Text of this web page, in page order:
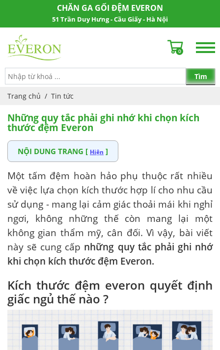
CHĂN GA GỐI ĐỆM EVERON
51 Trần Duy Hưng - Cầu Giấy - Hà Nội
0
Trang chủ / Tin tức
Những quy tắc phải ghi nhớ khi chọn kích
thước đệm Everon
NỘI DUNG TRANG [ Hiện ]
Một tấm đệm hoàn hảo phụ thuộc rất nhiều
về việc lựa chọn kích thước hợp lí cho nhu cầu
sử dụng - mang lại cảm giác thoải mái khi nghỉ
ngơi, không những thế còn mang lại một
không gian thẩm mỹ, cân đối. Vì vậy, bài viết
này sẽ cung cấp những quy tắc phải ghi nhớ
khi chọn kích thước đệm Everon.
Kích thước đệm everon quyết định
giấc ngủ thế nào ?